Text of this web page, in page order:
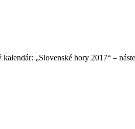
„Slovenské hory 2017“ –